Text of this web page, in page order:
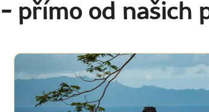
- přímo od našich